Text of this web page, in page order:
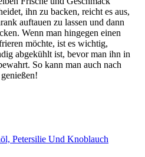
ihn zu backen, reicht es aus,
auftauen zu lassen und dann
Wenn man hingegen einen
möchte, ist es wichtig,
abgekühlt ist, bevor man ihn in
So kann man auch nach
Petersilie Und Knoblauch